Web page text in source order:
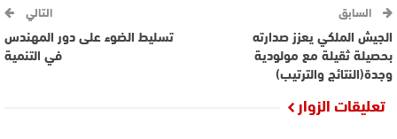
السابق
الجيش الملكي يعزز صدارته
بحصيلة ثقيلة مع مولودية
وجدة(النتائج والترتيب)
التالي
تسليط الضوء على دور المهندس
في التنمية
تعليقات الزوار